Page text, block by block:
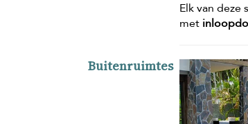
Elk van deze
met
Buitenruimtes